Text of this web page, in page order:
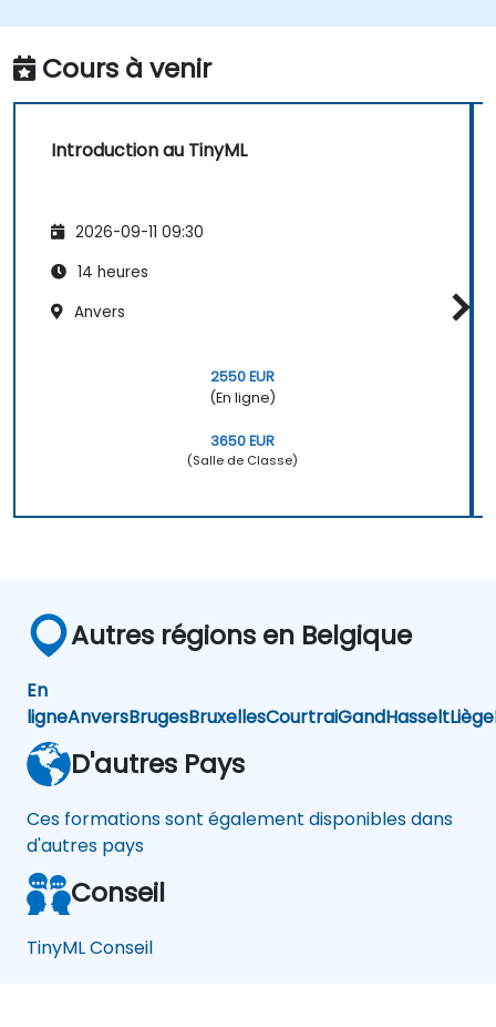
gestes, la détection d'anomalies et le
traitement audio.
Cours à venir
Introduction au TinyML
2026-09-11 09:30
14 heures
Anvers
2550 EUR
(En ligne)
3650 EUR
(Salle de Classe)
Autres régions en Belgique
En
ligneAnversBrugesBruxellesCourtraiGandHasseltLiège
D'autres Pays
Ces formations sont également disponibles dans
d'autres pays
Conseil
TinyML Conseil